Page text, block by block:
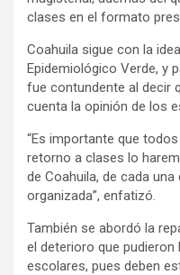
clases en el formato
Coahuila sigue con la
Epidemiológico Verde, y
fue contundente al decir
cuenta la opinión de los
“Es importante que
retorno a clases lo
de Coahuila, de cada
organizada”, enfatizó.
También se abordó la
el deterioro que
escolares, pues deben